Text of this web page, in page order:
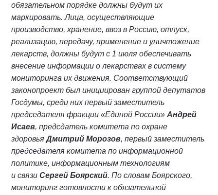
обязательном порядке должны будут их
маркировать. Лица, осуществляющие
производство, хранение, ввоз в Россию, отпуск,
реализацию, передачу, применение и уничтожение
лекарств, должны будут с 1 июля обеспечивать
внесение информации о лекарствах в систему
мониторинга их движения. Соответствующий
законопроект был инициирован группой депутатов
Госдумы, среди них первый заместитель
председателя фракции «Единой России» Андрей
Исаев, предсдатель комитета по охране
здоровьяДмитрий Морозов, первый заместитель
председателя комитета по информационной
политике, информационным технологиям
и связи Сергей Боярский. По словам Боярского,
мониторинг готовности к обязательной